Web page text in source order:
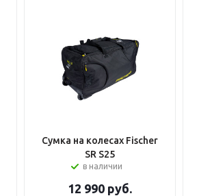
Сумка на колесах Fischer
SR S25
в наличии
12 990 руб.